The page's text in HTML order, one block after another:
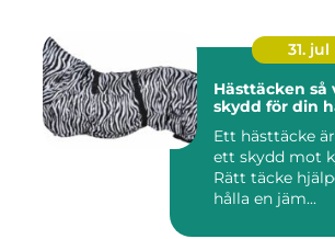
31. jul
Hästtäcken så väljer du rätt
skydd för din
Ett hästtäcke
ett skydd mot
Rätt täcke
hålla en jäm...